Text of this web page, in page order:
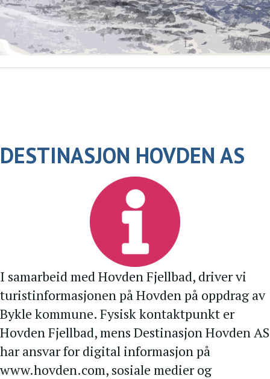
DESTINASJON HOVDEN AS
I samarbeid med Hovden Fjellbad, driver vi
turistinformasjonen på Hovden på oppdrag av
Bykle kommune. Fysisk kontaktpunkt er
Hovden Fjellbad, mens Destinasjon Hovden AS
har ansvar for digital informasjon på
www.hovden.com, sosiale medier og